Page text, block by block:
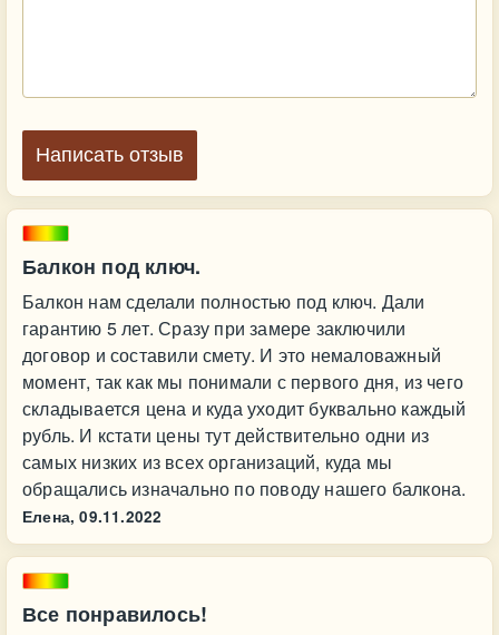
Балкон под ключ.
Балкон нам сделали полностью под ключ. Дали
гарантию 5 лет. Сразу при замере заключили
договор и составили смету. И это немаловажный
момент, так как мы понимали с первого дня, из чего
складывается цена и куда уходит буквально каждый
рубль. И кстати цены тут действительно одни из
самых низких из всех организаций, куда мы
обращались изначально по поводу нашего балкона.
Елена, 09.11.2022
Все понравилось!
Написать отзыв